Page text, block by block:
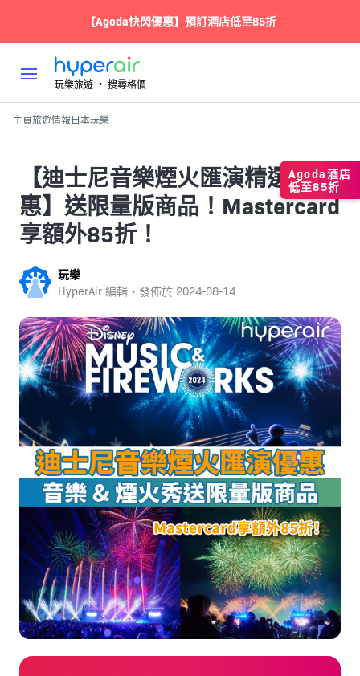
【Agoda快閃優惠】預訂酒店低至85折
玩樂旅遊 ‧ 搜尋格價
主頁旅遊情報日本玩樂
【迪士尼音樂煙火匯演精選優
惠】送限量版商品！Mastercard
享額外85折！
玩樂
HyperAir 編輯・發佈於 2024-08-14
Agoda酒店
低至85折